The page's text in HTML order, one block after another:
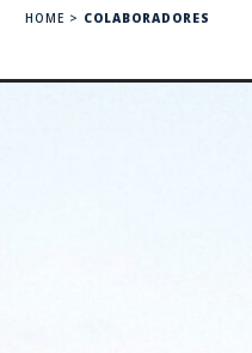
HOME > COLABORADORES